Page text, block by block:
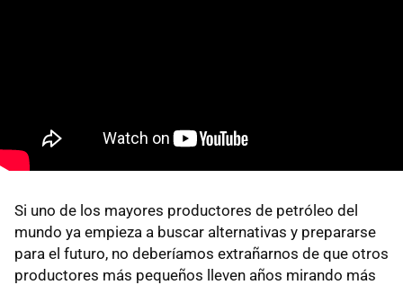
Si uno de los mayores productores de petróleo del
mundo ya empieza a buscar alternativas y prepararse
para el futuro, no deberíamos extrañarnos de que otros
productores más pequeños lleven años mirando más